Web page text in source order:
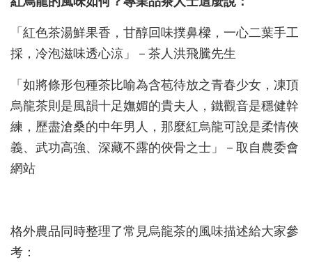
「紅色茶湯鮮果香，甘醇回味撲鼻樑，一心二葉手工
採，冷泡滋味透心涼」－茶人洪飛騰先生
「如將條形包種茶比喻為含苞待放之青春少女，凍頂
烏龍茶則是風韻十足嫵媚的貴夫人，鐵觀音是穩健幹
練，歷盡滄桑的中年男人，那麼紅烏龍可說是柔情俠
義、武功高強、深藏不露的俠骨之士」－取自農委會
網站
格外農品同時整理了常見烏龍茶的風味描述給大家參
考：